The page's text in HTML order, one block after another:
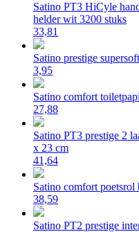
Satino PT3 HiCyle
helder wit 3200 stuks
33,81
Satino prestige
3,95
Satino comfort
27,88
Satino PT3 prestige 2
x 23 cm
41,64
Satino comfort poetsrol
38,59
Satino PT2 prestige